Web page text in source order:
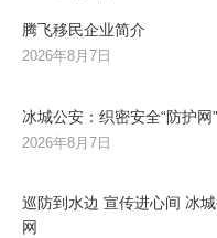
腾飞移民企业简介
2026年8月7日
冰城公安：织密安全“防护网
2026年8月7日
巡防到水边 宣传进心间 冰
网